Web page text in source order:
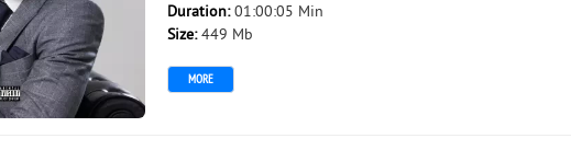
Duration:01:00:05 Min
Size:449 Mb
MORE